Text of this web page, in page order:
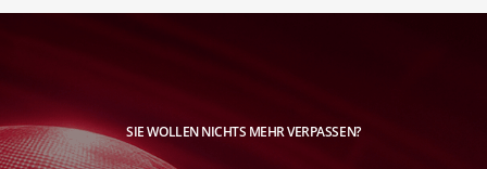
SIE WOLLEN NICHTS MEHR VERPASSEN?